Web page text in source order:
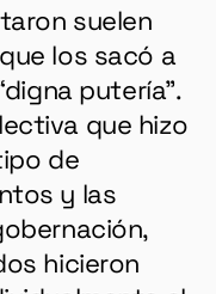
suelen
los sacó a
putería”.
que hizo
de
y las
hicieron